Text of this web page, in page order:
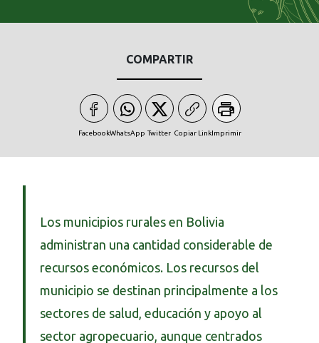
COMPARTIR
FacebookWhatsApp Twitter Copiar LinkImprimir
Los municipios rurales en Bolivia
administran una cantidad considerable de
recursos económicos. Los recursos del
municipio se destinan principalmente a los
sectores de salud, educación y apoyo al
sector agropecuario, aunque centrados